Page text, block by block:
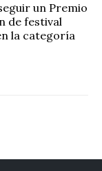
un Premio
de festival
la categoría